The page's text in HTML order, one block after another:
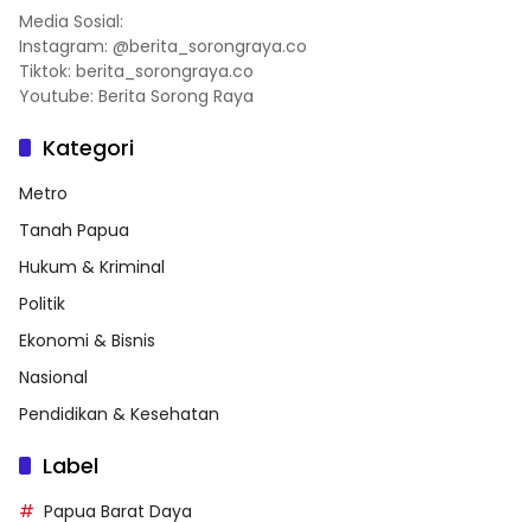
Media Sosial:
Instagram: @berita_sorongraya.co
Tiktok: berita_sorongraya.co
Youtube: Berita Sorong Raya
Kategori
Metro
Tanah Papua
Hukum & Kriminal
Politik
Ekonomi & Bisnis
Nasional
Pendidikan & Kesehatan
Label
Papua Barat Daya